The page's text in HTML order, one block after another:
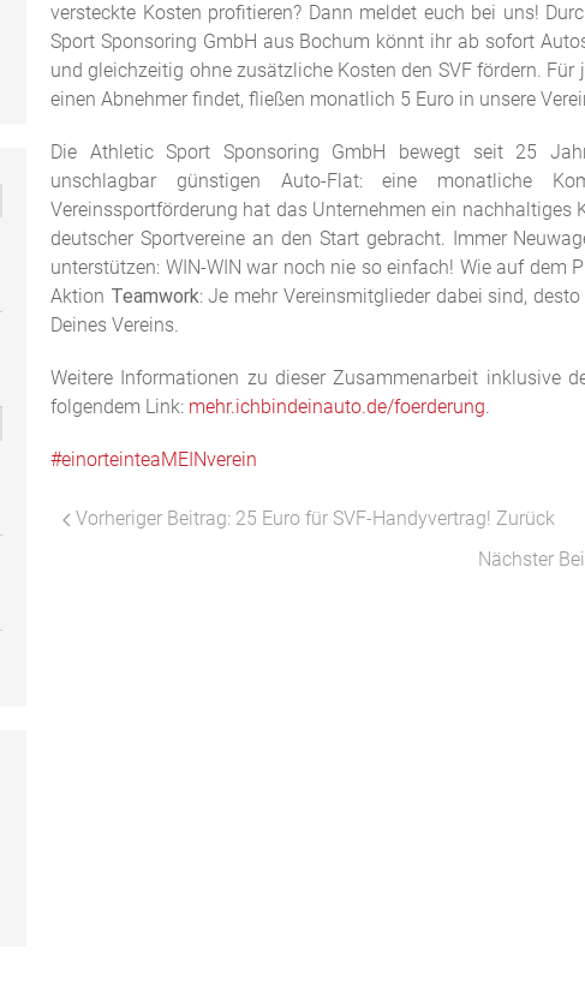
versteckte Kosten profitieren? Dann meldet euch bei uns!
Sport Sponsoring GmbH aus Bochum könnt ihr ab sofort
und gleichzeitig ohne zusätzliche Kosten den SVF fördern.
einen Abnehmer findet, fließen monatlich 5 Euro in unsere
Die Athletic Sport Sponsoring GmbH bewegt seit 25
unschlagbar günstigen Auto-Flat: eine monatliche
Vereinssportförderung hat das Unternehmen ein nachhaltiges
deutscher Sportvereine an den Start gebracht. Immer
unterstützen: WIN-WIN war noch nie so einfach! Wie auf dem
Aktion Teamwork: Je mehr Vereinsmitglieder dabei sind,
Deines Vereins.
Weitere Informationen zu dieser Zusammenarbeit inklusive
folgendem Link: mehr.ichbindeinauto.de/foerderung.
#einorteinteaMEINverein
Vorheriger Beitrag: 25 Euro für SVF-Handyvertrag! Zurück
Nächster